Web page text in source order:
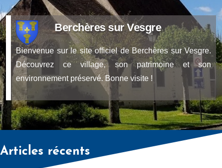
Berchères sur Vesgre
Bienvenue sur le site officiel de Berchères sur Vesgre.
Découvrez ce village, son patrimoine et son
environnement préservé. Bonne visite !
Articles récents